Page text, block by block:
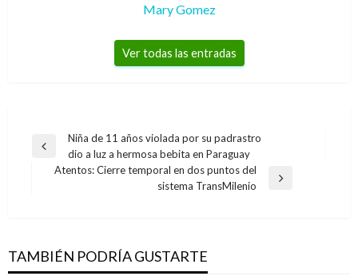
Mary Gomez
Ver todas las entradas
Navegación
Entrada
anterior
Niña de 11 años violada por su padrastro
dio a luz a hermosa bebita en Paraguay
Atentos: Cierre temporal en dos puntos del
sistema TransMilenio
TAMBIÉN PODRÍA GUSTARTE